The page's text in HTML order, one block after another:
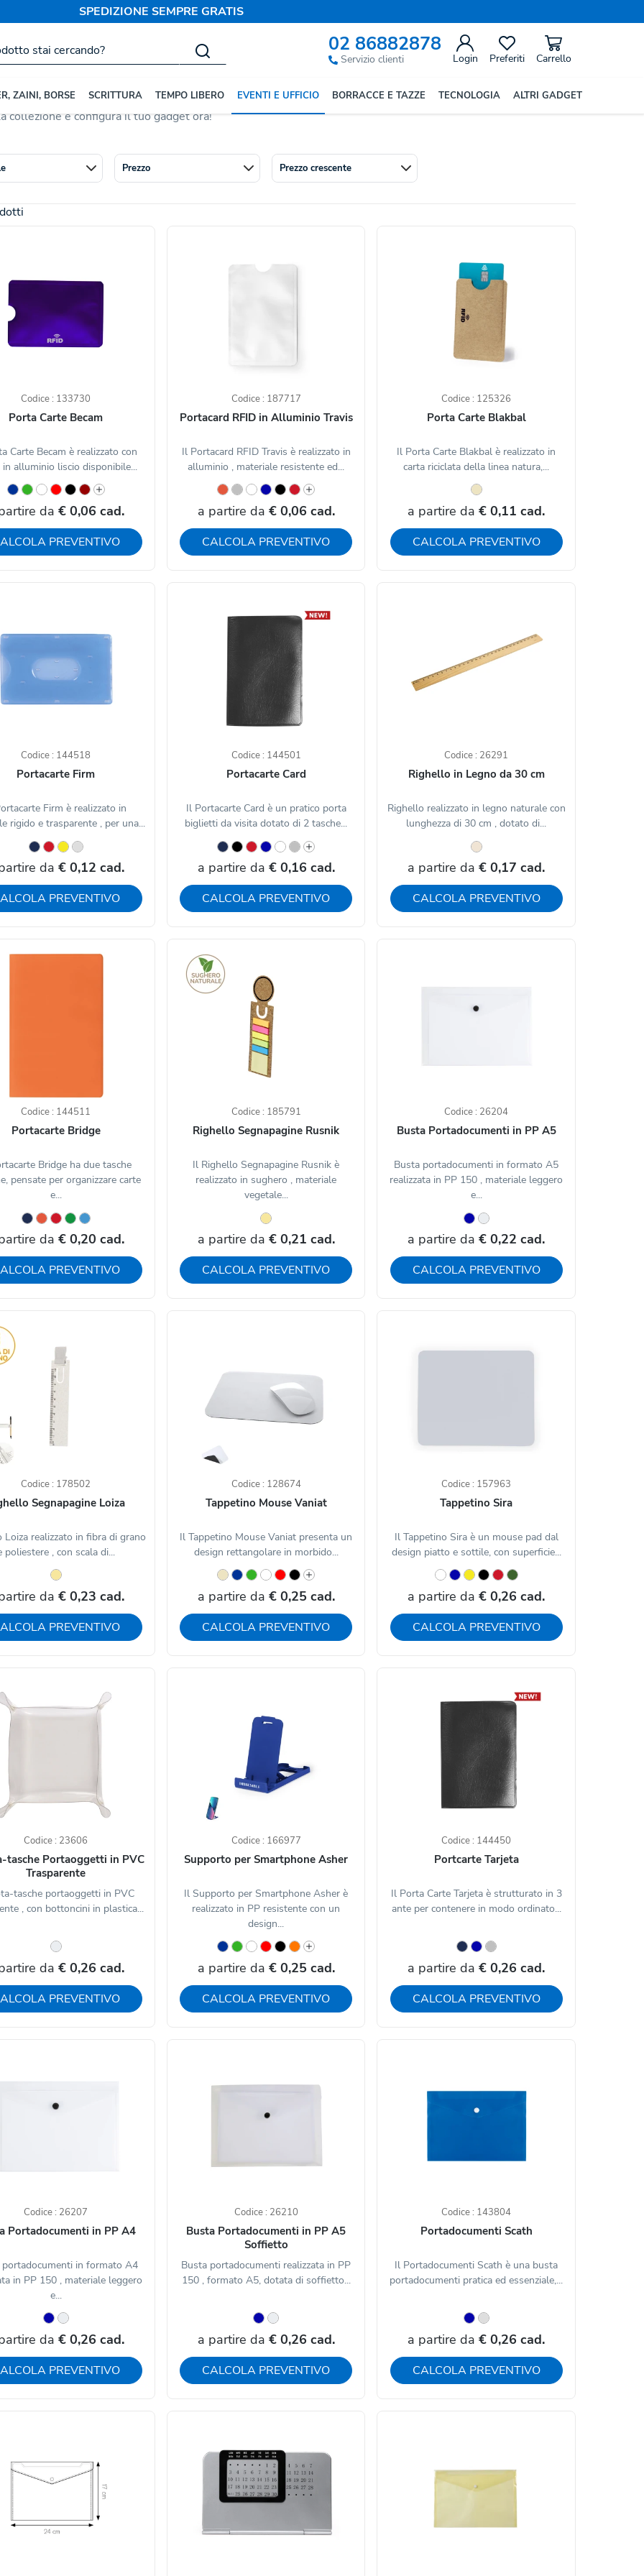
SPEDIZIONE SEMPRE GRATIS
02 86882878
Servizio clienti Login Preferiti Carrello
ZAINI, BORSE SCRITTURA TEMPO LIBERO EVENTI E UFFICIO BORRACCE E TAZZE TECNOLOGIA ALTRI GADGET
Personalizzati
, passando per righelli, calcolatrici e porta biglietti da visita. Materiali vari e numerosi modelli per ogni
collezione e configura il tuo gadget ora!
Prezzo Prezzo crescente
Codice : 133730
Porta Carte Becam
Carte Becam è realizzato con
in alluminio liscio disponibile...
da € 0,06 cad.
PREVENTIVO
Codice : 187717
Portacard RFID in Alluminio Travis
Il Portacard RFID Travis è realizzato in
alluminio , materiale resistente ed...
a partire da € 0,06 cad.
CALCOLA PREVENTIVO
Codice : 125326
Porta Carte Blakbal
Il Porta Carte Blakbal è realizzato in
carta riciclata della linea natura,...
a partire da € 0,11 cad.
CALCOLA PREVENTIVO
Codice : 144518
Portacarte Firm
Firm è realizzato in
rigido e trasparente , per una...
da € 0,12 cad.
PREVENTIVO
Codice : 144501
Portacarte Card
Il Portacarte Card è un pratico porta
biglietti da visita dotato di 2 tasche...
a partire da € 0,16 cad.
CALCOLA PREVENTIVO
Codice : 26291
Righello in Legno da 30 cm
Righello realizzato in legno naturale con
lunghezza di 30 cm , dotato di...
a partire da € 0,17 cad.
CALCOLA PREVENTIVO
Codice : 144511
Portacarte Bridge
Bridge ha due tasche
pensate per organizzare carte
e...
da € 0,20 cad.
PREVENTIVO
Codice : 185791
Righello Segnapagine Rusnik
Il Righello Segnapagine Rusnik è
realizzato in sughero , materiale
vegetale...
a partire da € 0,21 cad.
CALCOLA PREVENTIVO
Codice : 26204
Busta Portadocumenti in PP A5
Busta portadocumenti in formato A5
realizzata in PP 150 , materiale leggero
e...
a partire da € 0,22 cad.
CALCOLA PREVENTIVO
Codice : 178502
Segnapagine Loiza
Loiza realizzato in fibra di grano
poliestere , con scala di...
da € 0,23 cad.
PREVENTIVO
Codice : 128674
Tappetino Mouse Vaniat
Il Tappetino Mouse Vaniat presenta un
design rettangolare in morbido...
a partire da € 0,25 cad.
CALCOLA PREVENTIVO
Codice : 157963
Tappetino Sira
Il Tappetino Sira è un mouse pad dal
design piatto e sottile, con superficie...
a partire da € 0,26 cad.
CALCOLA PREVENTIVO
Codice : 23606
tasche Portaoggetti in PVC
Trasparente
tasche portaoggetti in PVC
, con bottoncini in plastica...
da € 0,26 cad.
PREVENTIVO
Codice : 166977
Supporto per Smartphone Asher
Il Supporto per Smartphone Asher è
realizzato in PP resistente con un
design...
a partire da € 0,25 cad.
CALCOLA PREVENTIVO
Codice : 144450
Portcarte Tarjeta
Il Porta Carte Tarjeta è strutturato in 3
ante per contenere in modo ordinato...
a partire da € 0,26 cad.
CALCOLA PREVENTIVO
Codice : 26207
Portadocumenti in PP A4
portadocumenti in formato A4
in PP 150 , materiale leggero
e...
da € 0,26 cad.
PREVENTIVO
Codice : 26210
Busta Portadocumenti in PP A5
Soffietto
Busta portadocumenti realizzata in PP
150 , formato A5, dotata di soffietto...
a partire da € 0,26 cad.
CALCOLA PREVENTIVO
Codice : 143804
Portadocumenti Scath
Il Portadocumenti Scath è una busta
portadocumenti pratica ed essenziale,...
a partire da € 0,26 cad.
CALCOLA PREVENTIVO